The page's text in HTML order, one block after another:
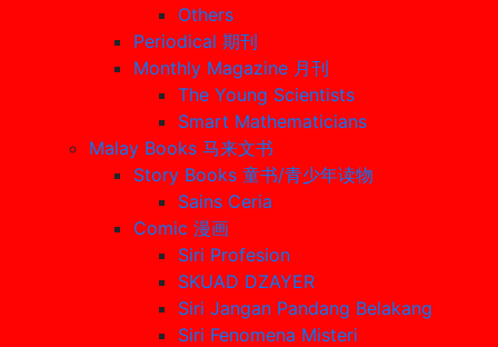
Others
Periodical 期刊
Monthly Magazine 月刊
The Young Scientists
Smart Mathematicians
Malay Books 马来文书
Story Books 童书/青少年读物
Sains Ceria
Comic 漫画
Siri Profesion
SKUAD DZAYER
Siri Jangan Pandang Belakang
Siri Fenomena Misteri